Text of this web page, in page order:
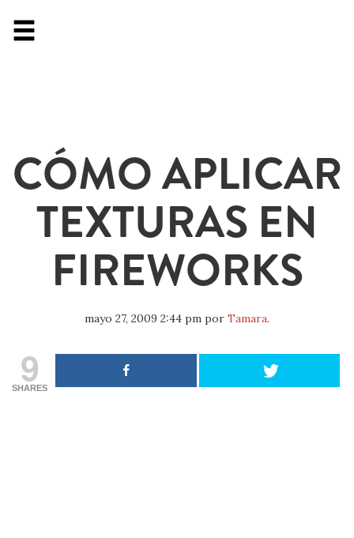
CÓMO APLICAR
TEXTURAS EN
FIREWORKS
mayo 27, 2009 2:44 pm por Tamara.
9
SHARES